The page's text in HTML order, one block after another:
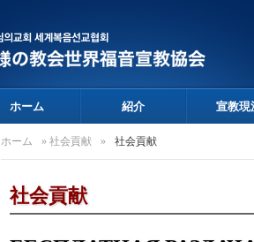
ホーム 紹介 宣教現
ホーム » 社会貢献 » 社会貢献
社会貢献